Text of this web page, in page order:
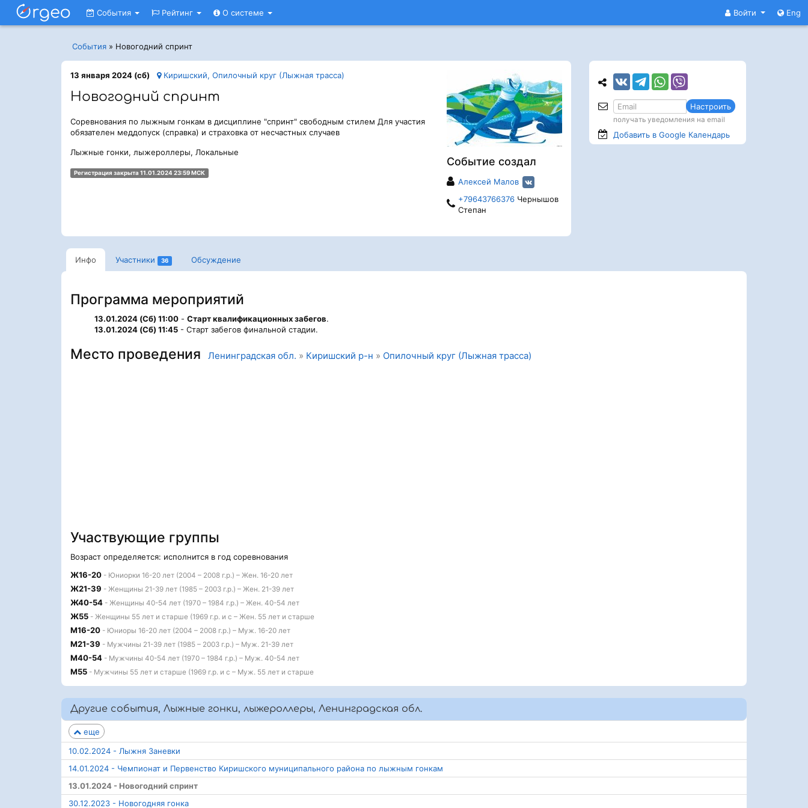
Войти Eng
События Рейтинг О системе
События » Новогодний спринт
Событие создал
Алексей Малов
+79643766376 Чернышов
Степан
13 января 2024 (сб) Киришский, Опилочный круг (Лыжная трасса)
Новогодний спринт
Соревнования по лыжным гонкам в дисциплине "спринт" свободным стилем Для участия
обязателен меддопуск (справка) и страховка от несчастных случаев
Лыжные гонки, лыжероллеры, Локальные
Регистрация закрыта 11.01.2024 23:59 МСК
Инфо Участники 36 Обсуждение
Программа мероприятий
13.01.2024 (Сб) 11:00 - Старт квалификационных забегов.
13.01.2024 (Сб) 11:45 - Старт забегов финальной стадии.
Место проведения Ленинградская обл. » Киришский р-н » Опилочный круг (Лыжная трасса)
Участвующие группы
Возраст определяется: исполнится в год соревнования
Ж16-20 - Юниорки 16-20 лет (2004 – 2008 г.р.) – Жен. 16-20 лет
Ж21-39 - Женщины 21-39 лет (1985 – 2003 г.р.) – Жен. 21-39 лет
Ж40-54 - Женщины 40-54 лет (1970 – 1984 г.р.) – Жен. 40-54 лет
Ж55 - Женщины 55 лет и старше (1969 г.р. и с – Жен. 55 лет и старше
М16-20 - Юниоры 16-20 лет (2004 – 2008 г.р.) – Муж. 16-20 лет
М21-39 - Мужчины 21-39 лет (1985 – 2003 г.р.) – Муж. 21-39 лет
М40-54 - Мужчины 40-54 лет (1970 – 1984 г.р.) – Муж. 40-54 лет
М55 - Мужчины 55 лет и старше (1969 г.р. и с – Муж. 55 лет и старше
Другие события, Лыжные гонки, лыжероллеры, Ленинградская обл.
еще
10.02.2024 - Лыжня Заневки
14.01.2024 - Чемпионат и Первенство Киришского муниципального района по лыжным гонкам
13.01.2024 - Новогодний спринт
30.12.2023 - Новогодняя гонка
Настроить
получать уведомления на email
Добавить в Google Календарь